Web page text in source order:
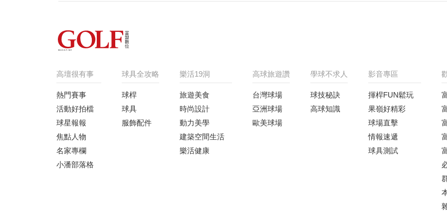
高壇很有事
熱門賽事
活動好拍檔
球星報報
焦點人物
名家專欄
小潘部落格
球具全攻略
球桿
球具
服飾配件
樂活19洞
旅遊美食
時尚設計
動力美學
建築空間生活
樂活健康
高球旅遊讚
台灣球場
亞洲球場
歐美球場
學球不求人
球技秘訣
高球知識
影音專區
揮桿FUN鬆玩
果嶺好精彩
球場直擊
情報速遞
球具測試